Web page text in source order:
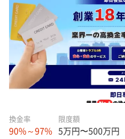
換金率
90%～97%
限度額
5万円〜500万円